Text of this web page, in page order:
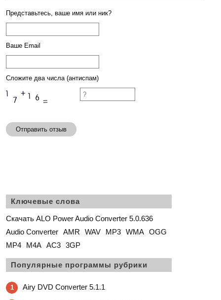
Представьтесь, ваше имя или ник?
Ваше Email
Сложите два числа (антиспам)
Отправить отзыв
Ключевые слова
Скачать ALO Power Audio Converter 5.0.636
Audio Converter AMR WAV MP3 WMA OGG
MP4
M4A AC3 3GP
Популярные программы рубрики
1 Airy DVD Converter 5.1.1